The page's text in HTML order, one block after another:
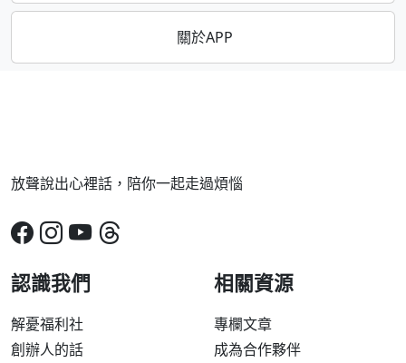
關於APP
放聲說出心裡話，陪你一起走過煩惱
認識我們
解憂福利社
創辦人的話
相關資源
專欄文章
成為合作夥伴